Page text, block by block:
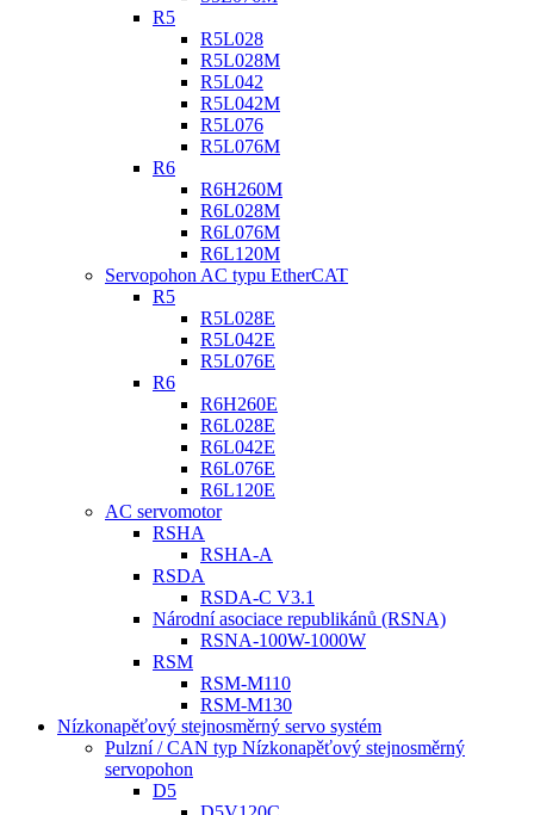
R5
R5L028
R5L028M
R5L042
R5L042M
R5L076
R5L076M
R6
R6H260M
R6L028M
R6L076M
R6L120M
Servopohon AC typu EtherCAT
R5
R5L028E
R5L042E
R5L076E
R6
R6H260E
R6L028E
R6L042E
R6L076E
R6L120E
AC servomotor
RSHA
RSHA-A
RSDA
RSDA-C V3.1
Národní asociace republikánů (RSNA)
RSNA-100W-1000W
RSM
RSM-M110
RSM-M130
Nízkonapěťový stejnosměrný servo systém
Pulzní / CAN typ Nízkonapěťový stejnosměrný
servopohon
D5